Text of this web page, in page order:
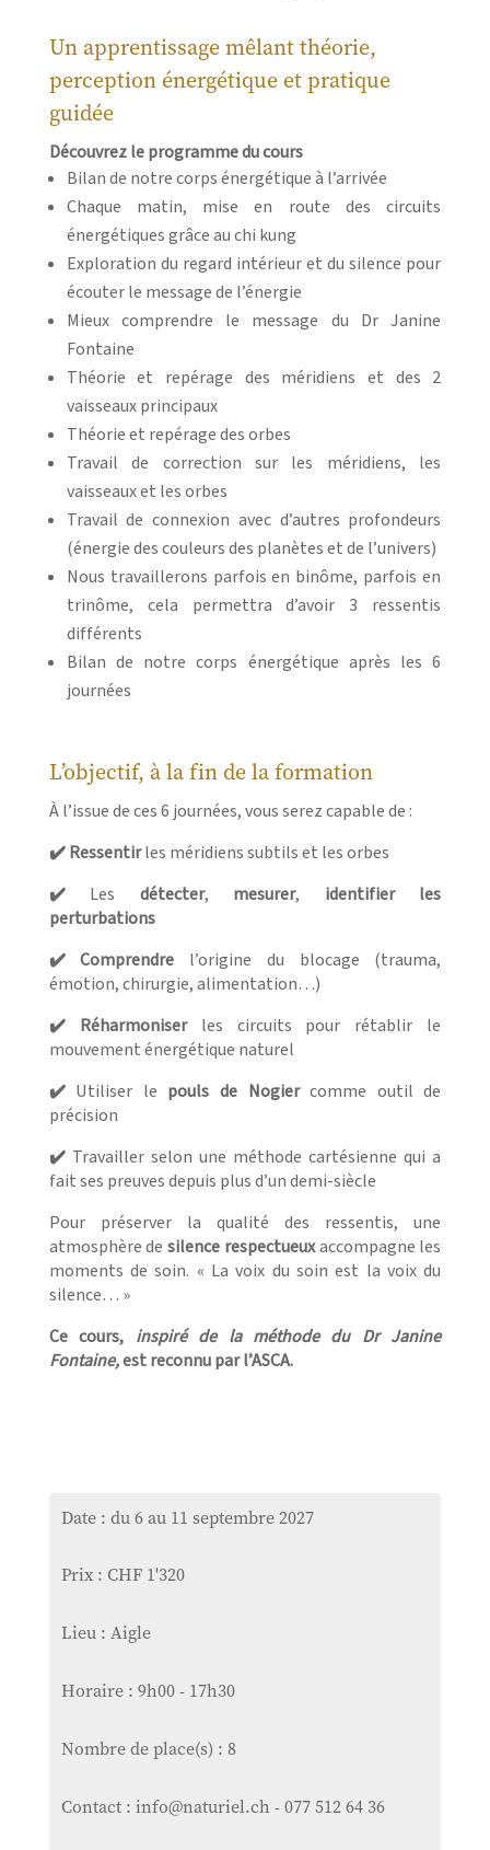
Un apprentissage mêlant théorie,
perception énergétique et pratique
guidée
Découvrez le programme du cours
Bilan de notre corps énergétique à l’arrivée
Chaque matin, mise en route des circuits
énergétiques grâce au chi kung
Exploration du regard intérieur et du silence pour
écouter le message de l’énergie
Mieux comprendre le message du Dr Janine
Fontaine
Théorie et repérage des méridiens et des 2
vaisseaux principaux
Théorie et repérage des orbes
Travail de correction sur les méridiens, les
vaisseaux et les orbes
Travail de connexion avec d’autres profondeurs
(énergie des couleurs des planètes et de l’univers)
Nous travaillerons parfois en binôme, parfois en
trinôme, cela permettra d’avoir 3 ressentis
différents
Bilan de notre corps énergétique après les 6
journées
L’objectif, à la fin de la formation
À l’issue de ces 6 journées, vous serez capable de :
✔️ Ressentirles méridiens subtils et les orbes
✔️ Les détecter, mesurer, identifier les
perturbations
✔️ Comprendre l’origine du blocage (trauma,
émotion, chirurgie, alimentation…)
✔️ Réharmoniserles circuits pour rétablir le
mouvement énergétique naturel
✔️ Utiliser le pouls de Nogiercomme outil de
précision
✔️ Travailler selon une méthode cartésienne qui a
fait ses preuves depuis plus d’un demi-siècle
Pour préserver la qualité des ressentis, une
atmosphère desilence respectueuxaccompagne les
moments de soin. « La voix du soin est la voix du
silence… »
Ce cours, inspiré de la méthode du Dr Janine
Fontaine,est reconnu par l’ASCA.
Date : du 6 au 11 septembre 2027
Prix : CHF 1'320
Lieu : Aigle
Horaire : 9h00 - 17h30
Nombre de place(s) : 8
Contact : info@naturiel.ch - 077 512 64 36